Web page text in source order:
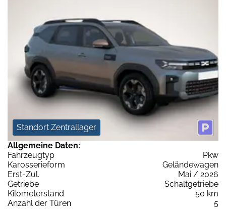
Standort Zentrallager
Allgemeine Daten:
Fahrzeugtyp
Pkw
Karosserieform
Geländewagen
Erst-Zul.
Mai / 2026
Getriebe
Schaltgetriebe
Kilometerstand
50 km
Anzahl der Türen
5